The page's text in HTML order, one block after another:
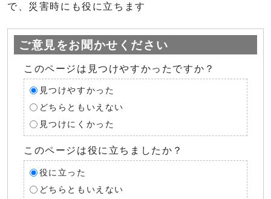
で、災害時にも役に立ちます
ご意見をお聞かせください
このページは見つけやすかったですか？
見つけやすかった
どちらともいえない
見つけにくかった
このページは役に立ちましたか？
役に立った
どちらともいえない